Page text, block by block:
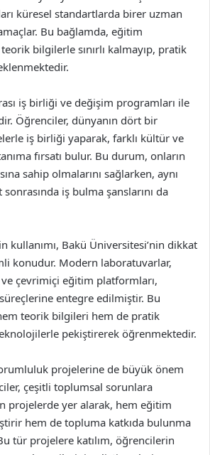
küresel standartlarda birer uzman
Bu bağlamda, eğitim
bilgilerle sınırlı kalmayıp, pratik
iş birliği ve değişim programları ile
Öğrenciler, dünyanın dört bir
iş birliği yaparak, farklı kültür ve
fırsatı bulur. Bu durum, onların
sahip olmalarını sağlarken, aynı
iş bulma şanslarını da
kullanımı, Bakü Üniversitesi’nin dikkat
konudur. Modern laboratuvarlar,
çevrimiçi eğitim platformları,
entegre edilmiştir. Bu
teorik bilgileri hem de pratik
pekiştirerek öğrenmektedir.
projelerine de büyük önem
çeşitli toplumsal sorunlara
projelerde yer alarak, hem eğitim
hem de topluma katkıda bulunma
tür projelere katılım, öğrencilerin